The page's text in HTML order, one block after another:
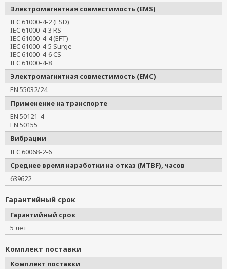
Электромагнитная совместимость (EMS)
IEC 61000-4-2 (ESD)
IEC 61000-4-3 RS
IEC 61000-4-4 (EFT)
IEC 61000-4-5 Surge
IEC 61000-4-6 CS
IEC 61000-4-8
Электромагнитная совместимость (EMC)
EN 55032/24
Применение на транспорте
EN 50121-4
EN 50155
Вибрации
IEC 60068-2-6
Среднее время наработки на отказ (MTBF), часов
639622
Гарантийный срок
Гарантийный срок
5 лет
Комплект поставки
Комплект поставки